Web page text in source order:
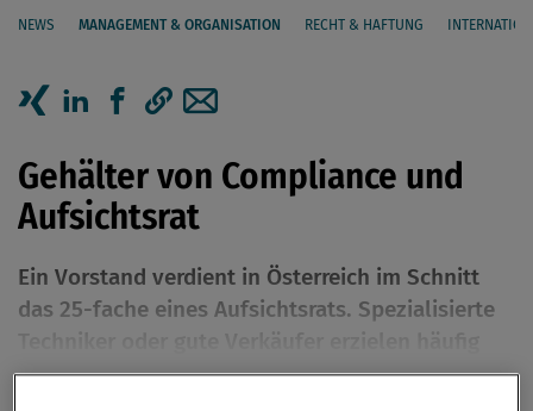
NEWS MANAGEMENT & ORGANISATION RECHT & HAFTUNG
Seiteninhalt
Gehälter von Compliance und
Aufsichtsrat
Ein Vorstand verdient in Österreich im Schnitt
das 25-fache eines Aufsichtsrats. Spezialisierte
höhere Einkommen als Führungskräfte in der